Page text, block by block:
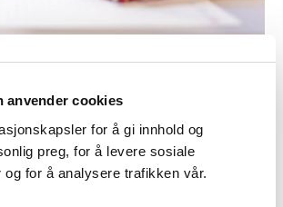
anvender cookies
for å gi innhold og
preg, for å levere sosiale
og for å analysere trafikken vår.
at du skal ha en trygg
og gode lønns- og arbeidsvilkår.